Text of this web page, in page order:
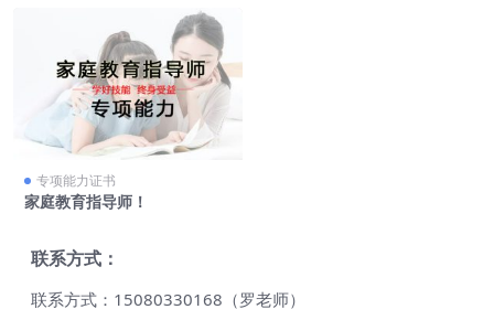
专项能力证书
家庭教育指导师！
联系方式：
联系方式：15080330168（罗老师）